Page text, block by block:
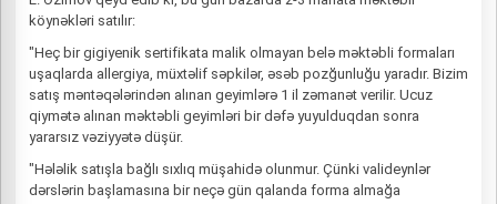
köynəkləri satılır:
"Heç bir gigiyenik sertifikata malik olmayan belə məktəbli formaları
uşaqlarda allergiya, müxtəlif səpkilər, əsəb pozğunluğu yaradır. Bizim
satış məntəqələrindən alınan geyimlərə 1 il zəmanət verilir. Ucuz
qiymətə alınan məktəbli geyimləri bir dəfə yuyulduqdan sonra
yararsız vəziyyətə düşür.
"Hələlik satışla bağlı sıxlıq müşahidə olunmur. Çünki valideynlər
dərslərin başlamasına bir neçə gün qalanda forma almağa